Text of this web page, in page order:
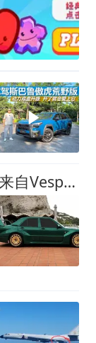
又一款复刻奔驰190E Evo II，来自Vespera的Iride Evo 5